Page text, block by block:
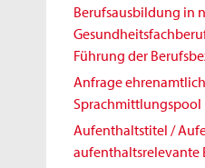
Berufsausbildung in
Führung der
Anfrage
Sprachmittlungspool
Aufenthaltstitel /
aufenthaltsrelevante